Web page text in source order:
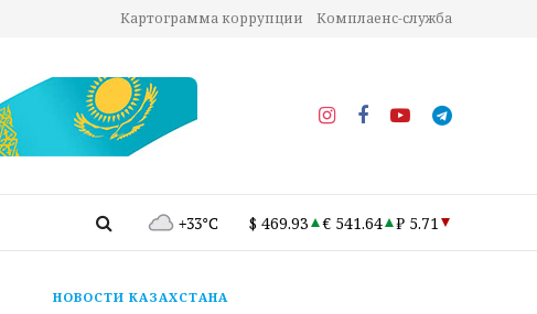
Картограмма коррупции Комплаенс-служба
+33°C $ 469.93 € 541.64 ₽ 5.71
НОВОСТИ КАЗАХСТАНА